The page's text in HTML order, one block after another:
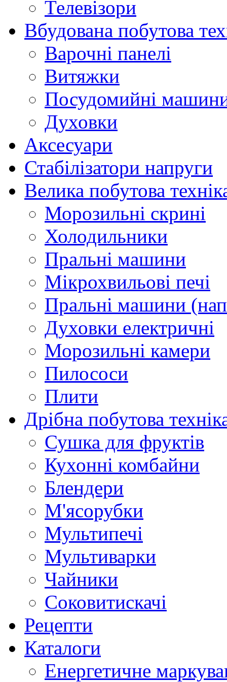
Телевізори
Вбудована побутова
Варочні панелі
Витяжки
Посудомийні
Духовки
Аксесуари
Стабілізатори напруги
Велика побутова
Морозильні скрині
Холодильники
Пральні машини
Мікрохвильові печі
Пральні машини
Духовки електричні
Морозильні камери
Пилососи
Плити
Дрібна побутова
Сушка для фруктів
Кухонні комбайни
Блендери
М'ясорубки
Мультипечі
Мультиварки
Чайники
Соковитискачі
Рецепти
Каталоги
Енергетичне